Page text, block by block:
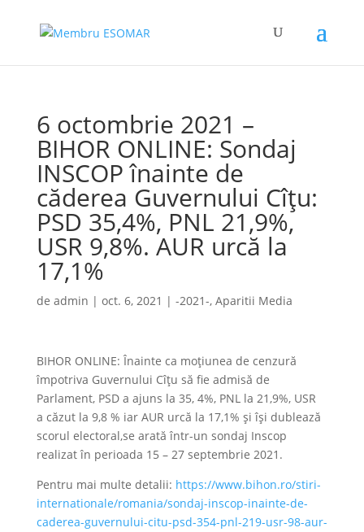
6 octombrie 2021 –
BIHOR ONLINE: Sondaj
INSCOP înainte de
căderea Guvernului Cîțu:
PSD 35,4%, PNL 21,9%,
USR 9,8%. AUR urcă la
17,1%
de admin | oct. 6, 2021 | -2021-, Aparitii Media
BIHOR ONLINE: Înainte ca moțiunea de cenzură
împotriva Guvernului Cîțu să fie admisă de
Parlament, PSD a ajuns la 35, 4%, PNL la 21,9%, USR
a căzut la 9,8 % iar AUR urcă la 17,1% și își dublează
scorul electoral,se arată într-un sondaj Inscop
realizat în perioada 15 – 27 septembrie 2021.
Pentru mai multe detalii: https://www.bihon.ro/stiri-
internationale/romania/sondaj-inscop-inainte-de-
caderea-guvernului-citu-psd-354-pnl-219-usr-98-aur-